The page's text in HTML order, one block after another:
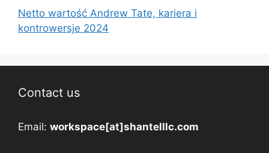
Netto wartość Andrew Tate, kariera i
kontrowersje 2024
Contact us
Email: workspace[at]shantelllc.com